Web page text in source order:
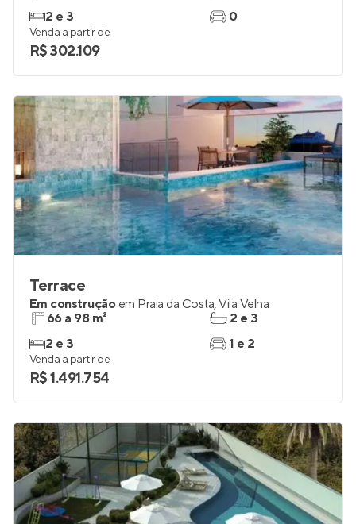
2 e 3
0
Venda a partir de
R$ 302.109
Terrace
Em construção em Praia da Costa,Vila Velha
66 a 98 m²
2 e 3
2 e 3
1 e 2
Venda a partir de
R$ 1.491.754